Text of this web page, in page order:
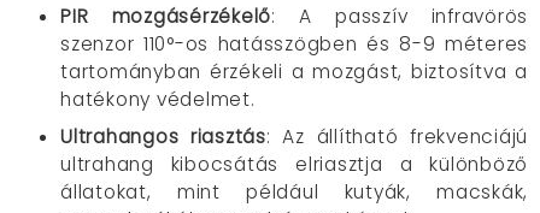
PIR mozgásérzékelő: A passzív infravörös
szenzor 110°-os hatásszögben és 8-9 méteres
tartományban érzékeli a mozgást, biztosítva a
hatékony védelmet.
Ultrahangos riasztás: Az állítható frekvenciájú
ultrahang kibocsátás elriasztja a különböző
állatokat, mint például kutyák, macskák,